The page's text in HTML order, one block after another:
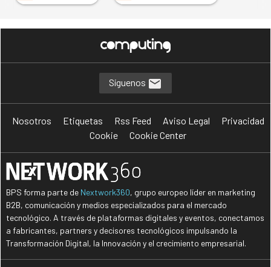
Síguenos
Nosotros Etiquetas Rss Feed Aviso Legal
Privacidad
Cookie
Cookie Center
BPS forma parte de Nextwork360, grupo europeo líder en marketing
B2B, comunicación y medios especializados para el mercado
tecnológico. A través de plataformas digitales y eventos, conectamos
a fabricantes, partners y decisores tecnológicos impulsando la
Transformación Digital, la Innovación y el crecimiento empresarial.